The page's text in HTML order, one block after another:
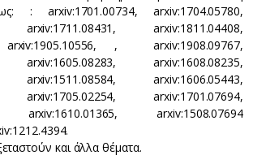
: arxiv:1701.00734, arxiv:1704.05780,
arxiv:1711.08431, arxiv:1811.04408,
arxiv:1905.10556, , arxiv:1908.09767,
arxiv:1605.08283, arxiv:1608.08235,
arxiv:1511.08584, arxiv:1606.05443,
arxiv:1705.02254, arxiv:1701.07694,
arxiv:1610.01365, arxiv:1508.07694
και άλλα θέματα.